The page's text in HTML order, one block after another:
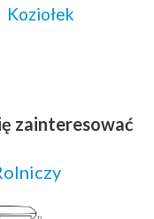
Koziołek
zainteresować